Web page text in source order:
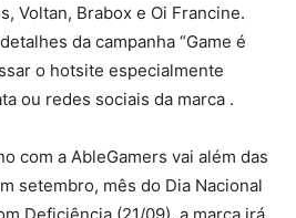
Voltan, Brabox e Oi Francine.
da campanha “Game é
o hotsite especialmente
ou redes sociais da marca .
com a AbleGamers vai além das
setembro, mês do Dia Nacional